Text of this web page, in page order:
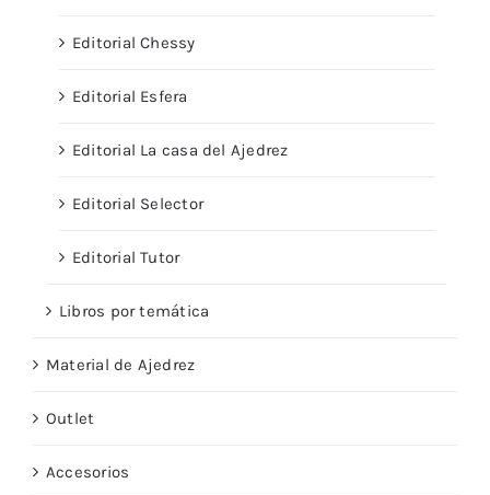
Editorial Chessy
Editorial Esfera
Editorial La casa del Ajedrez
Editorial Selector
Editorial Tutor
Libros por temática
Material de Ajedrez
Outlet
Accesorios